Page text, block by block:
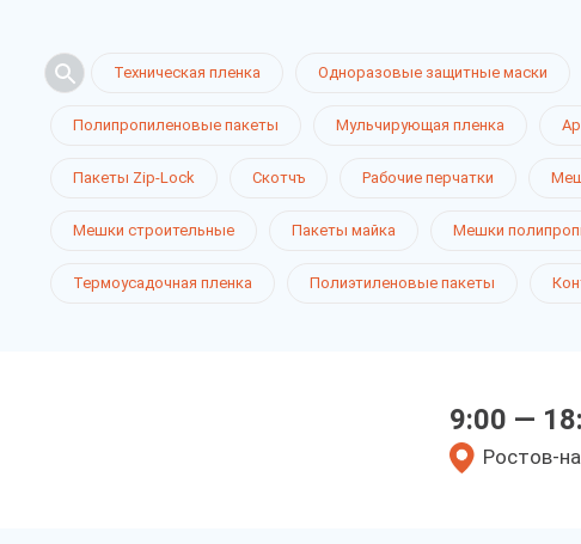
Техническая пленка Одноразовые защитные маски
Полипропиленовые пакеты Мульчирующая пленка
Пакеты Zip-Lock Скотчъ Рабочие перчатки
Мешки строительные Пакеты майка Мешки
Термоусадочная пленка Полиэтиленовые пакеты
9:00 —
Ростов-